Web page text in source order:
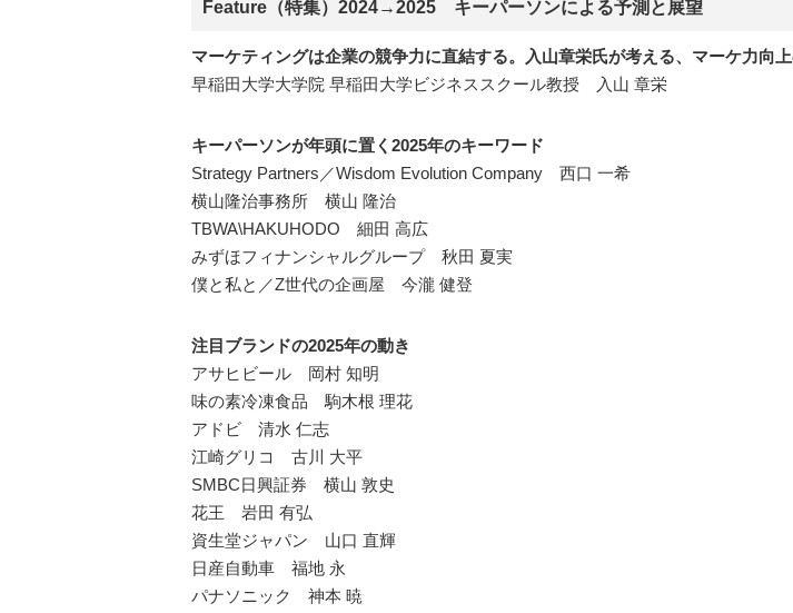
Feature（特集）2024→2025 キーパーソンによる予測と展望
マーケティングは企業の競争力に直結する。入山章栄氏が考える、マーケ力向
早稲田大学大学院 早稲田大学ビジネススクール教授 入山 章栄
キーパーソンが年頭に置く2025年のキーワード
Strategy Partners／Wisdom Evolution Company 西口 一希
横山隆治事務所 横山 隆治
TBWA\HAKUHODO 細田 高広
みずほフィナンシャルグループ 秋田 夏実
僕と私と／Z世代の企画屋 今瀧 健登
注目ブランドの2025年の動き
アサヒビール 岡村 知明
味の素冷凍食品 駒木根 理花
アドビ 清水 仁志
江崎グリコ 古川 大平
SMBC日興証券 横山 敦史
花王 岩田 有弘
資生堂ジャパン 山口 直輝
日産自動車 福地 永
パナソニック 神本 暁